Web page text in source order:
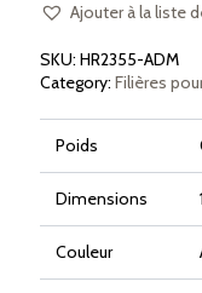
filières
bronze
Philips
Avance
7000
Ajouter à la liste
SKU: HR2355-ADM
Category: Filières
Poids
Dimensions
Couleur